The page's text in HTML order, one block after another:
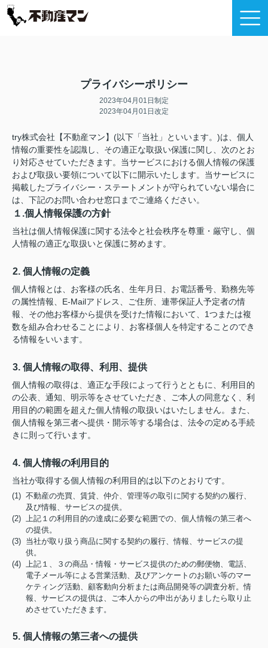
プライバシーポリシー
2023年04月01日制定
2023年04月01日改定
try株式会社【不動産マン】(以下「当社」といいます。)は、個人
情報の重要性を認識し、その適正な取扱い保護に関し、次のとお
り対応させていただきます。当サービスにおける個人情報の保護
および取扱い要領について以下に開示いたします。当サービスに
掲載したプライバシー・ステートメントが守られていない場合に
は、下記のお問い合わせ窓口までご連絡ください。
１.個人情報保護の方針
当社は個人情報保護に関する法令と社会秩序を尊重・厳守し、個
人情報の適正な取扱いと保護に努めます。
2. 個人情報の定義
個人情報とは、お客様の氏名、生年月日、お電話番号、勤務先等
の属性情報、E-Mailアドレス、ご住所、連帯保証人予定者の情
報、その他お客様から提供を受けた情報において、1つまたは複
数を組み合わせることにより、お客様個人を特定することのでき
る情報をいいます。
3. 個人情報の取得、利用、提供
個人情報の取得は、適正な手段によって行うとともに、利用目的
の公表、通知、明示等をさせていただき、ご本人の同意なく、利
用目的の範囲を超えた個人情報の取扱いはいたしません。また、
個人情報を第三者へ提供・開示等する場合は、法令の定める手続
きに則って行います。
4. 個人情報の利用目的
当社が取得する個人情報の利用目的は以下のとおりです。
(1) 不動産の売買、賃貸、仲介、管理等の取引に関する契約の履行、
及び情報、サービスの提供。
(2) 上記１の利用目的の達成に必要な範囲での、個人情報の第三者へ
の提供。
(3) 当社が取り扱う商品に関する契約の履行、情報、サービスの提
供。
(4) 上記１、３の商品・情報・サービス提供のための郵便物、電話、
電子メール等による営業活動、及びアンケートのお願い等のマー
ケティング活動、顧客動向分析または商品開発等の調査分析。情
報、サービスの提供は、ご本人からの申出がありましたら取り止
めさせていただきます。
5. 個人情報の第三者への提供